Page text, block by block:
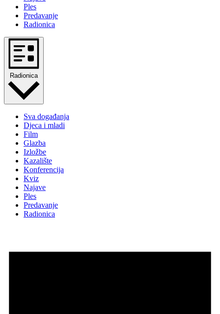
Ples
Predavanje
Radionica
Radionica
Sva događanja
Djeca i mladi
Film
Glazba
Izložbe
Kazalište
Konferencija
Kviz
Najave
Ples
Predavanje
Radionica